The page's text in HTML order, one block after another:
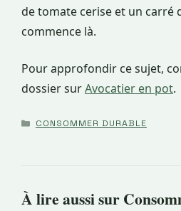
de tomate cerise et un carré
commence là.
Pour approfondir ce sujet,
dossier surAvocatier en pot.
CATÉGORIES
CONSOMMER DURABLE
À lire aussi sur